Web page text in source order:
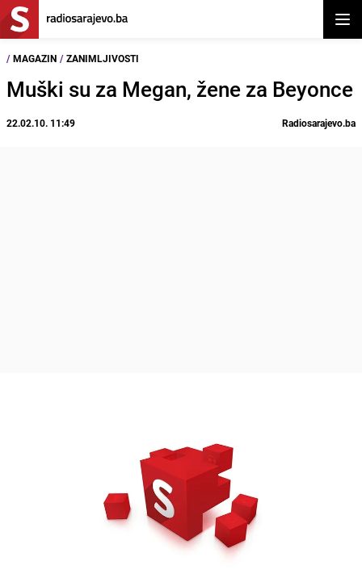
/ MAGAZIN / ZANIMLJIVOSTI
Muški su za Megan, žene za Beyonce
22.02.10. 11:49 Radiosarajevo.ba